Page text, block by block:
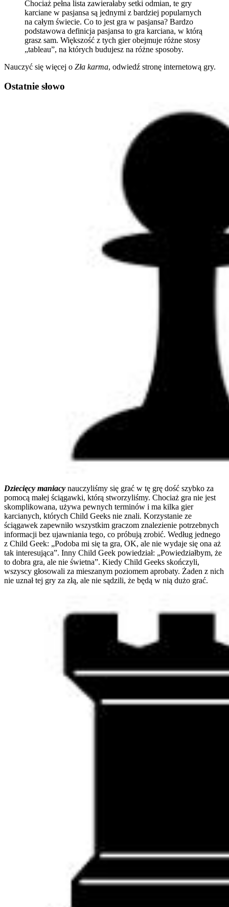
Chociaż pełna lista zawierałaby setki odmian, te gry
karciane w pasjansa są jednymi z bardziej popularnych
na całym świecie. Co to jest gra w pasjansa? Bardzo
podstawowa definicja pasjansa to gra karciana, w którą
grasz sam. Większość z tych gier obejmuje różne stosy
„tableau”, na których budujesz na różne sposoby.
Nauczyć się więcej o Zła karma, odwiedź stronę internetową gry.
Ostatnie słowo
Dziecięcy maniacy nauczyliśmy się grać w tę grę dość szybko za
pomocą małej ściągawki, którą stworzyliśmy. Chociaż gra nie jest
skomplikowana, używa pewnych terminów i ma kilka gier
karcianych, których Child Geeks nie znali. Korzystanie ze
ściągawek zapewniło wszystkim graczom znalezienie potrzebnych
informacji bez ujawniania tego, co próbują zrobić. Według jednego
z Child Geek: „Podoba mi się ta gra, OK, ale nie wydaje się ona aż
tak interesująca”. Inny Child Geek powiedział: „Powiedziałbym, że
to dobra gra, ale nie świetna”. Kiedy Child Geeks skończyli,
wszyscy głosowali za mieszanym poziomem aprobaty. Żaden z nich
nie uznał tej gry za złą, ale nie sądzili, że będą w nią dużo grać.